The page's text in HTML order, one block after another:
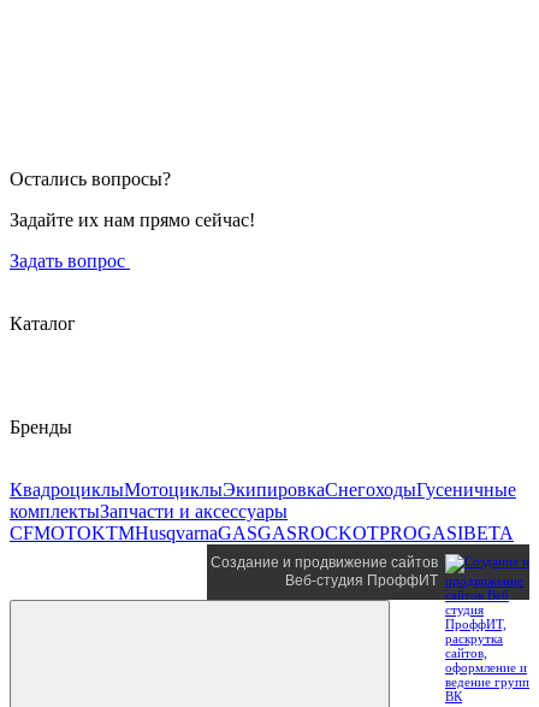
Остались вопросы?
Задайте их нам прямо сейчас!
Задать вопрос
Каталог
Бренды
КвадроциклыМотоциклыЭкипировкаСнегоходыГусеничные
комплектыЗапчасти и аксессуары
CFMOTOKTMHusqvarnaGASGASROCKOTPROGASIBETA
Создание и продвижение сайтов
Веб-студия ПроффИТ